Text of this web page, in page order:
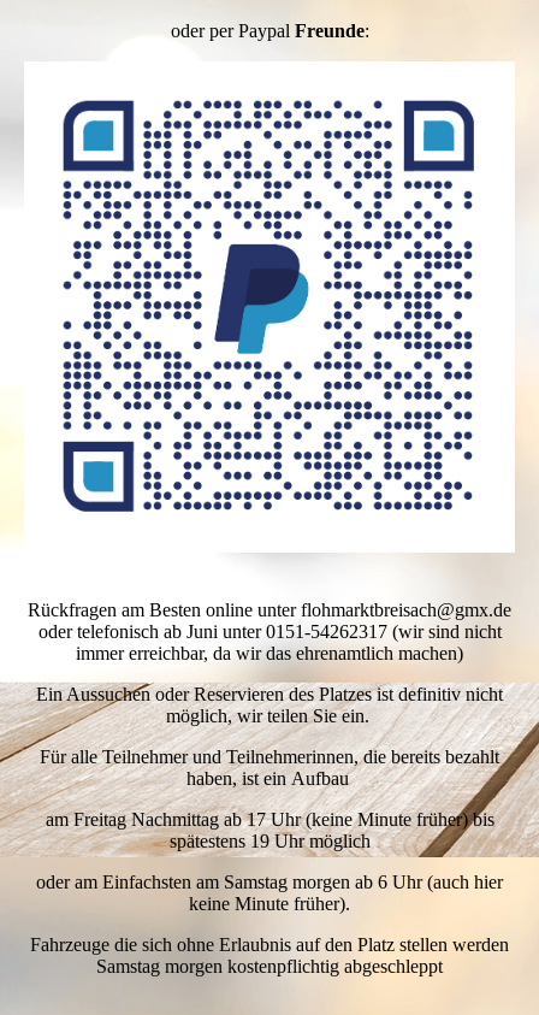
oderper Paypal Freunde:
Rückfragen am Besten online unter flohmarktbreisach@gmx.de
oder telefonisch ab Juni unter 0151-54262317 (wir sind nicht
immer erreichbar, da wir das ehrenamtlich machen)
Ein Aussuchen oder Reservieren des Platzes ist definitiv nicht
möglich, wir teilen Sie ein.
Für alle Teilnehmer und Teilnehmerinnen, die bereits bezahlt
haben, ist einAufbau
amFreitag Nachmittag ab 17 Uhr (keine Minute früher) bis
spätestens 19 Uhr möglich
oder am Einfachsten am Samstag morgen ab 6 Uhr (auch hier
keine Minute früher).
Fahrzeuge die sich ohne Erlaubnis auf den Platz stellen werden
Samstag morgen kostenpflichtig abgeschleppt